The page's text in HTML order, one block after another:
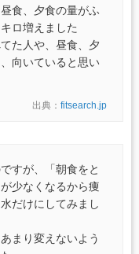
食、夕食の量がふ
ロ増えました
た人や、昼食、夕
向いていると思い
出典： fitsearch.jp
すが、「朝食をと
少なくなるから痩
だけにしてみまし
まり変えないよう